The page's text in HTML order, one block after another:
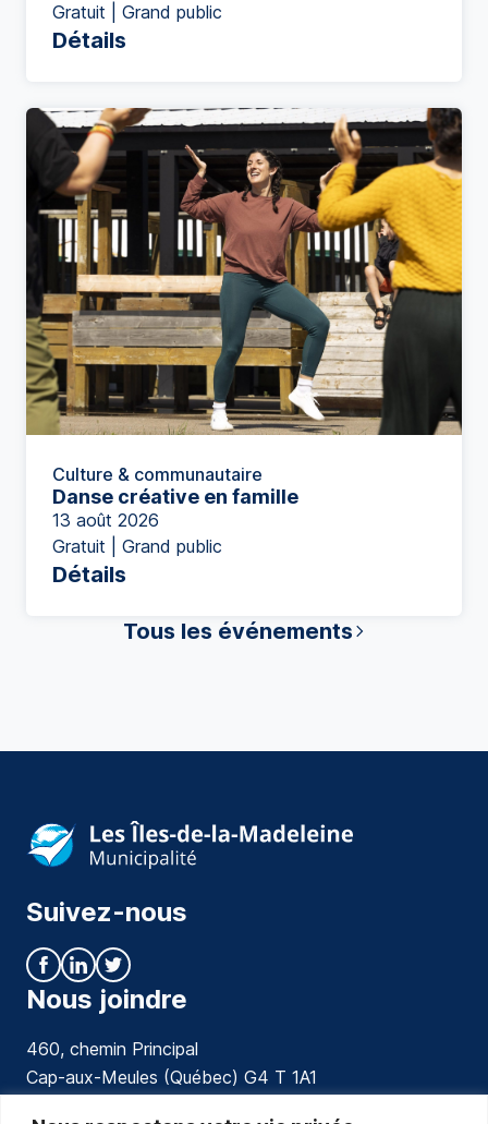
Tous les événements
Gratuit | Grand public
Détails
Culture & communautaire
Danse créative en famille
13 août 2026
Gratuit | Grand public
Détails
Suivez-nous
Nous joindre
460, chemin Principal
Cap-aux-Meules (Québec) G4 T 1A1